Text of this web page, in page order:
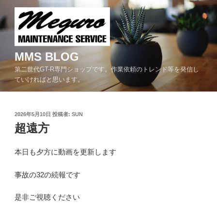
ン
テ
へ
MMS BLOG
第二世代GT-R専門ショップです。作業依頼のトレンド等を発信し
ていければと思います。
投
稿
日:
2026年5月10日 投稿者: SUN
超遠方
本日も夕方に動画を更新します
事故の32の続報です
是非ご視聴ください